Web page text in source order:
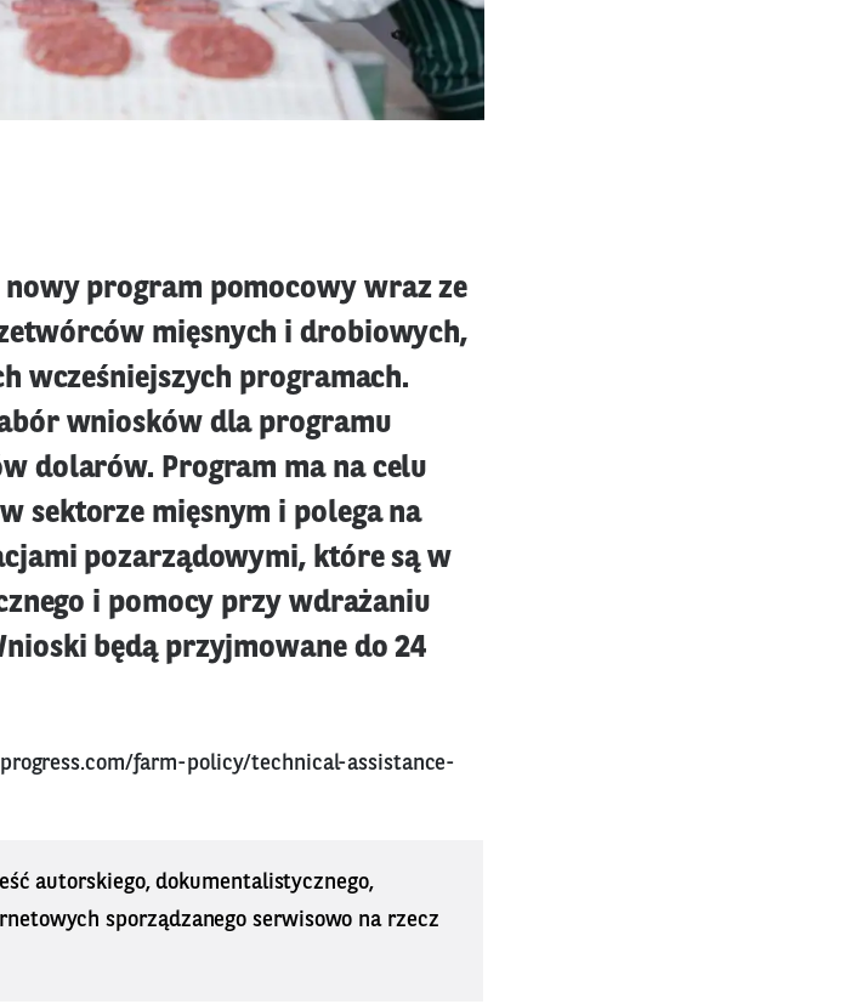
nowy program pomocowy wraz ze
mięsnych i drobiowych,
wcześniejszych programach.
wniosków dla programu
dolarów. Program ma na celu
sektorze mięsnym i polega na
pozarządowymi, które są w
i pomocy przy wdrażaniu
będą przyjmowane do 24
farm-policy/technical-assistance-
autorskiego, dokumentalistycznego,
sporządzanego serwisowo na rzecz